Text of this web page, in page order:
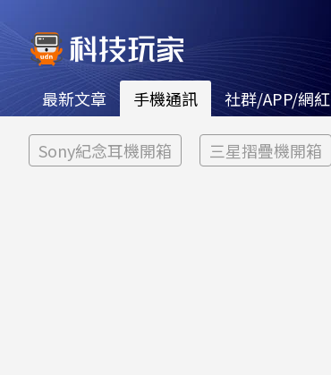
最新文章 手機通訊 社群/APP/網紅
Sony紀念耳機開箱 三星摺疊機開箱